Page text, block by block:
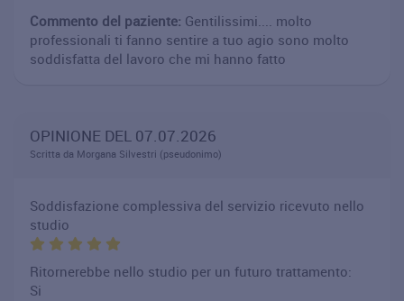
Commento del paziente: Gentilissimi.... molto
professionali ti fanno sentire a tuo agio sono molto
soddisfatta del lavoro che mi hanno fatto
OPINIONE DEL 07.07.2026
Scritta da Morgana Silvestri (pseudonimo)
Soddisfazione complessiva del servizio ricevuto nello
studio
Ritornerebbe nello studio per un futuro trattamento:
Si